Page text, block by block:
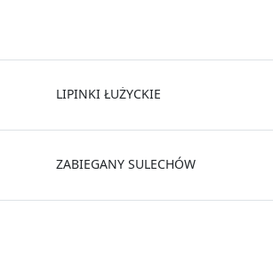
LIPINKI ŁUŻYCKIE
ZABIEGANY SULECHÓW